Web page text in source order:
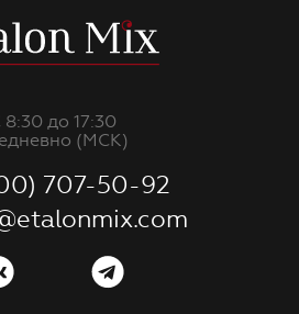
8:30 до 17:30
(МСК)
707-50-92